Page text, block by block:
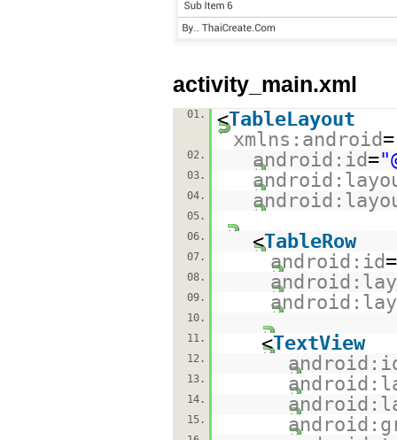
activity_main.xml
01. <TableLayout
xmlns:android=
02. android:id=
03.
04.
05.
06.
<TableRow
07. android:id=
08.
09.
10.
11.
<TextView
12.
13.
14.
15.